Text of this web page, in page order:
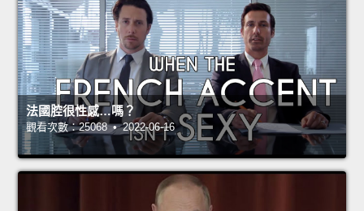
法國腔很性感…嗎？
觀看次數：25068 • 2022-06-16